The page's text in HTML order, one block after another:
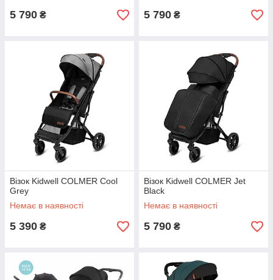
5 790 ₴ 5 790 ₴
Візок Kidwell COLMER Cool
Grey
Немає в наявності
5 390 ₴
Візок Kidwell COLMER Jet
Black
Немає в наявності
5 790 ₴